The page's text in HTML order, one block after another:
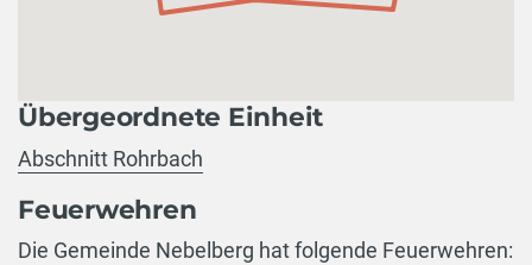
Übergeordnete Einheit
Abschnitt Rohrbach
Feuerwehren
Die Gemeinde Nebelberg hat folgende Feuerwehren: